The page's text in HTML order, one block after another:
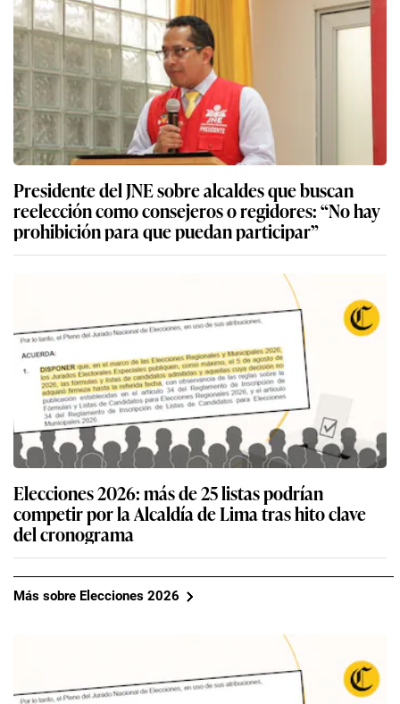
Presidente del JNE sobre alcaldes que buscan
reelección como consejeros o regidores: “No hay
prohibición para que puedan participar”
Elecciones 2026: más de 25 listas podrían
competir por la Alcaldía de Lima tras hito clave
del cronograma
Más sobre Elecciones 2026